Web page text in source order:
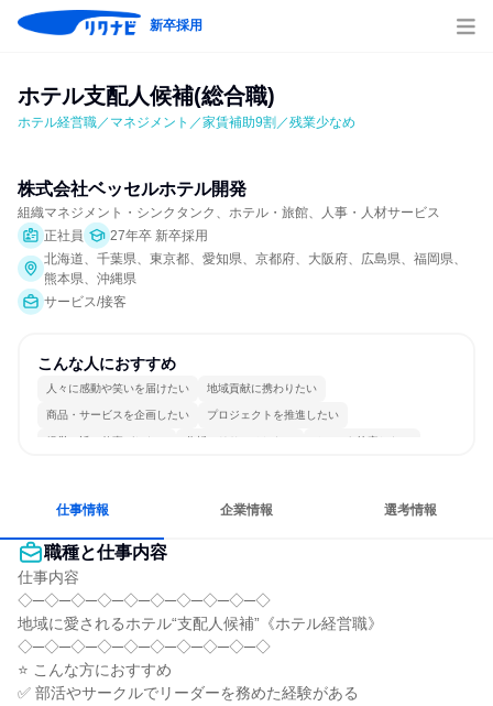
新卒採用
ホテル支配人候補(総合職)
ホテル経営職／マネジメント／家賃補助9割／残業少なめ
株式会社ベッセルホテル開発
組織マネジメント・シンクタンク、ホテル・旅館、人事・人材サービス
正社員
27年卒 新卒採用
北海道、千葉県、東京都、愛知県、京都府、大阪府、広島県、福岡県、
熊本県、沖縄県
サービス/接客
こんな人におすすめ
人々に感動や笑いを届けたい 地域貢献に携わりたい
商品・サービスを企画したい プロジェクトを推進したい
経営に近い仕事がしたい 分析・リサーチしたい チームを統率したい
仕事情報 企業情報 選考情報
職種と仕事内容
仕事内容
◇─◇─◇─◇─◇─◇─◇─◇─◇─◇
地域に愛されるホテル“支配人候補”《ホテル経営職》
◇─◇─◇─◇─◇─◇─◇─◇─◇─◇
⭐ こんな方におすすめ
✅ 部活やサークルでリーダーを務めた経験がある